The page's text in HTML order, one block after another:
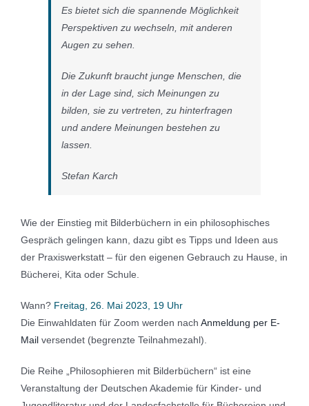
Es bietet sich die spannende Möglichkeit
Perspektiven zu wechseln, mit anderen
Augen zu sehen.
Die Zukunft braucht junge Menschen, die
in der Lage sind, sich Meinungen zu
bilden, sie zu vertreten, zu hinterfragen
und andere Meinungen bestehen zu
lassen.
Stefan Karch
Wie der Einstieg mit Bilderbüchern in ein philosophisches
Gespräch gelingen kann, dazu gibt es Tipps und Ideen aus
der Praxiswerkstatt – für den eigenen Gebrauch zu Hause, in
Bücherei, Kita oder Schule.
Wann? Freitag, 26. Mai 2023, 19 Uhr
Die Einwahldaten für Zoom werden nach Anmeldung per E-
Mail versendet (begrenzte Teilnahmezahl).
Die Reihe „Philosophieren mit Bilderbüchern“ ist eine
Veranstaltung der Deutschen Akademie für Kinder- und